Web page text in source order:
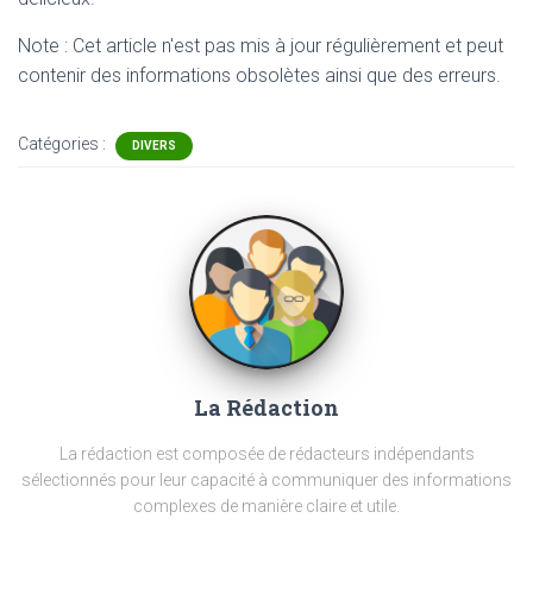
Note : Cet article n'est pas mis à jour régulièrement et peut
contenir des informations obsolètes ainsi que des erreurs.
Catégories : DIVERS
La Rédaction
La rédaction est composée de rédacteurs indépendants
sélectionnés pour leur capacité à communiquer des informations
complexes de manière claire et utile.